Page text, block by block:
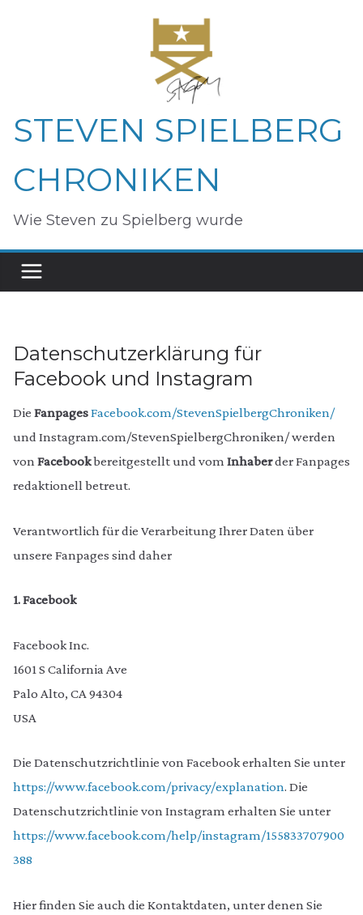
STEVEN SPIELBERG
CHRONIKEN
Wie Steven zu Spielberg wurde
Datenschutzerklärung für
Facebook und Instagram
Die FanpagesFacebook.com/StevenSpielbergChroniken/
und Instagram.com/StevenSpielbergChroniken/ werden
vonFacebookbereitgestellt und vomInhaberder Fanpages
redaktionell betreut.
Verantwortlich für die Verarbeitung Ihrer Daten über
unsere Fanpages sind daher
1. Facebook
Facebook Inc.
1601 S California Ave
Palo Alto, CA 94304
USA
Die Datenschutzrichtlinie von Facebook erhalten Sie unter
https://www.facebook.com/privacy/explanation. Die
Datenschutzrichtlinie von Instagram erhalten Sie unter
https://www.facebook.com/help/instagram/155833707900
388
Hier finden Sie auch die Kontaktdaten, unter denen Sie